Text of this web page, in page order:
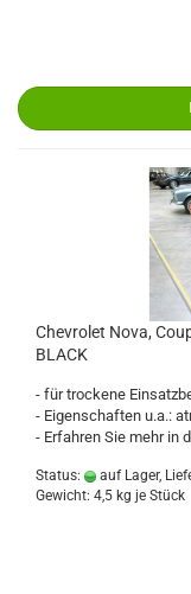
Chevrolet Nova,
BLACK
- für trockene
- Eigenschaften u.a.:
- Erfahren Sie mehr in
Status: auf Lager,
Gewicht: 4,5 kg je Stück